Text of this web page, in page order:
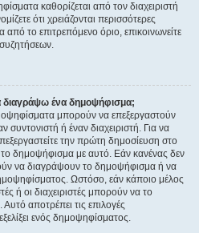
καθορίζεται από τον διαχειριστή
ότι χρειάζονται περισσότερες
το επιτρεπόμενο όριο, επικοινωνείτε
ένα δημοψήφισμα;
μπορούν να επεξεργαστούν
ή έναν διαχειριστή. Για να
την πρώτη δημοσίευση στο
δημοψήφισμα με αυτό. Εάν κανένας δεν
να διαγράψουν το δημοψήφισμα ή να
Ωστόσο, εάν κάποιο μέλος
ή οι διαχειριστές μπορούν να το
αποτρέπει τις επιλογές
ενός δημοψηφίσματος.